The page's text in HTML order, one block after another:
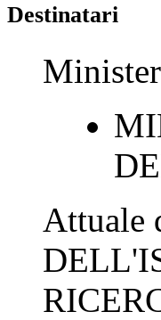
Destinatari
Attuale